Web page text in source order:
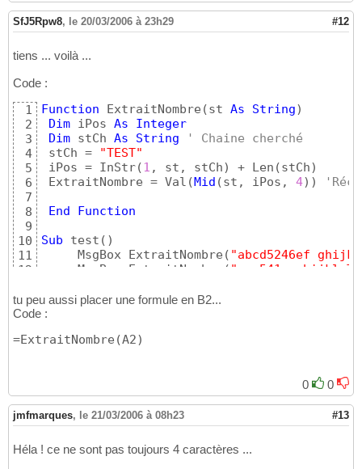
SfJ5Rpw8, le 20/03/2006 à 23h29 #12
tiens ... voilà ...
Code :
1
2
3
4
5
6
7
8
9
10
11
12
14
Function ExtraitNombre (st As String)
Dim iPos As
Integer
Dim stCh As String
' Chaine cherché
stCh =
"TEST"
iPos = InStr(1 , st, stCh) + Len (stCh)
ExtraitNombre = Val ( Mid (st, iPos, 4) )
End
Function
Sub test ( )
     MsgBox ExtraitNombre
( "abcd5246ef ghijkl
     MsgBox ExtraitNombre
( "uvw541x ghijkl
End
Sub
tu peu aussi placer une formule en B2...
Code :
=ExtraitNombre (A2)
0 0
jmfmarques, le 21/03/2006 à 08h23 #13
Héla ! ce ne sont pas toujours 4 caractères ...